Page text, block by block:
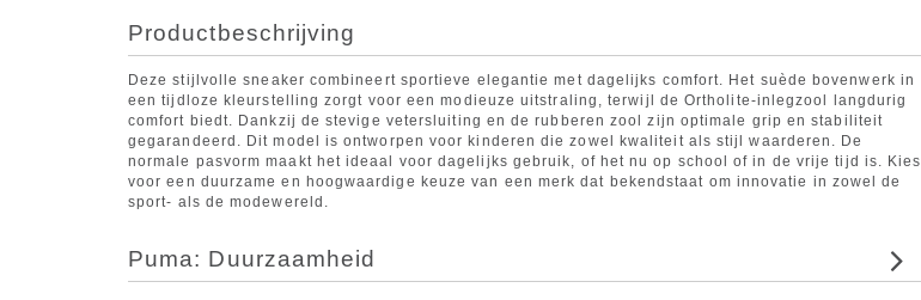
Productbeschrijving
Deze stijlvolle sneaker combineert sportieve elegantie met dagelijks comfort. Het suède bovenwerk in
een tijdloze kleurstelling zorgt voor een modieuze uitstraling, terwijl de Ortholite-inlegzool langdurig
comfort biedt. Dankzij de stevige vetersluiting en de rubberen zool zijn optimale grip en stabiliteit
gegarandeerd. Dit model is ontworpen voor kinderen die zowel kwaliteit als stijl waarderen. De
normale pasvorm maakt het ideaal voor dagelijks gebruik, of het nu op school of in de vrije tijd is. Kies
voor een duurzame en hoogwaardige keuze van een merk dat bekendstaat om innovatie in zowel de
sport- als de modewereld.
Puma: Duurzaamheid